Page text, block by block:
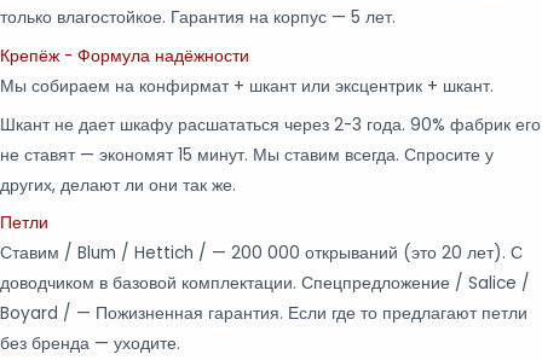
только влагостойкое. Гарантия на корпус — 5 лет.
Крепёж - Формула надёжности
Мы собираем на конфирмат + шкант или эксцентрик + шкант.
Шкант не дает шкафу расшататься через 2-3 года. 90% фабрик его
не ставят — экономят 15 минут. Мы ставим всегда. Спросите у
других, делают ли они так же.
Петли
Ставим / Blum / Hettich / — 200 000 открываний (это 20 лет). С
доводчиком в базовой комплектации. Спецпредложение / Salice /
Boyard / — Пожизненная гарантия. Если где то предлагают петли
без бренда — уходите.